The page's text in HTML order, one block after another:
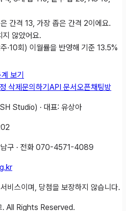
간격 13, 가장 좁은 간격 2이에요.
않았어요.
·10회) 이월률을 반영해 기준 13.5%
보기
삭제 문의하기 API 문서오픈채팅방
Studio) · 대표: 유상아
남구 · 전화 070-4571-4089
비스이며, 당첨을 보장하지 않습니다.
. All Rights Reserved.